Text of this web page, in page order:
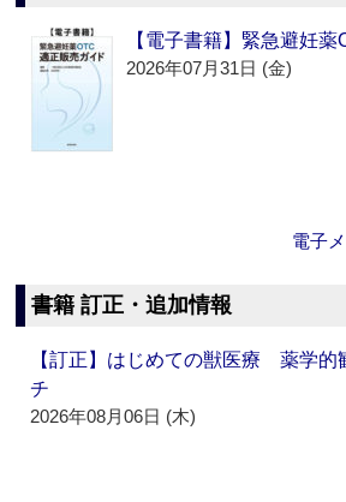
【電子書籍】緊急避妊
2026年07月31日 (金)
電子
書籍 訂正・追加情報
【訂正】はじめての獣医療 薬学的
チ
2026年08月06日 (木)